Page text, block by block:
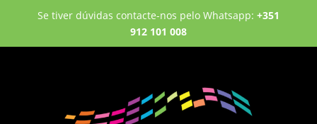
Se tiver dúvidas contacte-nos pelo Whatsapp: +351
912 101 008